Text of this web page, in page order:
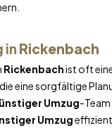
in Rickenbach
Rickenbachist oft
eine sorgfältige
Umzug-Team
Umzug